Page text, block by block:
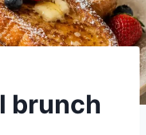
brunch